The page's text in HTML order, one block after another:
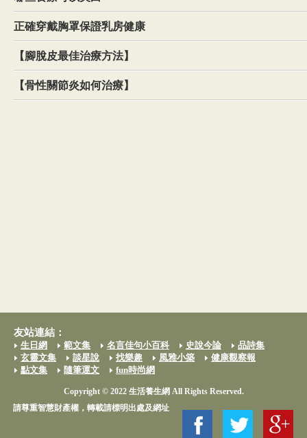
正確穿戴胸罩保證乳房健康
【腳脫皮最佳治療方法】
【骨性關節炎如何治療】
友站連結：
生日網 範文集 名言佳句小百科 史說今論
品詩集
玄靈文集
談星說 找樂趣 風雅小築
健康觀察報
點文集
隨筆運文 fun時尚網
Copyright © 2022 生活養生網 All Rights Reserved.
請尊重智慧財產權，轉載請標明出處及網址